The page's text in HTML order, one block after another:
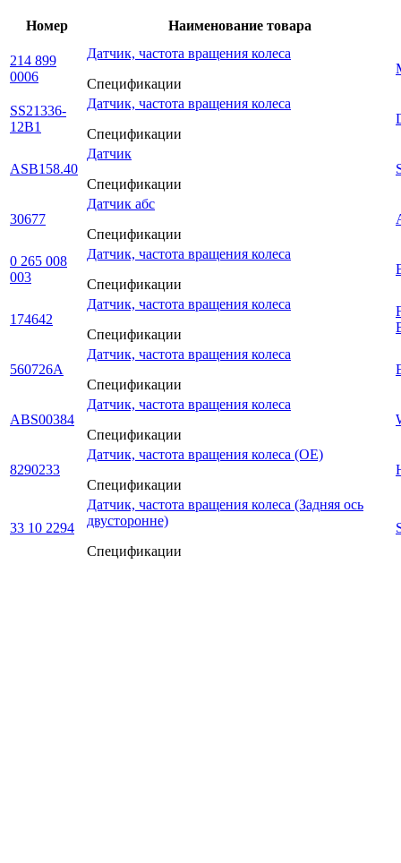
Номер Наименование товара
214 899
0006
Датчик, частота вращения колеса
Спецификации
SS21336-
12B1
Датчик, частота вращения колеса
Спецификации
ASB158.40
Датчик
Спецификации
30677
Датчик абс
Спецификации
0 265 008
003
Датчик, частота вращения колеса
Спецификации
174642
Датчик, частота вращения колеса
Спецификации
560726A
Датчик, частота вращения колеса
Спецификации
ABS00384
Датчик, частота вращения колеса
Спецификации
8290233
Датчик, частота вращения колеса (OE)
Спецификации
33 10 2294
Датчик, частота вращения колеса (Задняя ось
двусторонне)
Спецификации